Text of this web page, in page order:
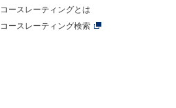
コースレーティングとは
コースレーティング検索